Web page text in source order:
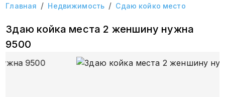
Главная / Недвижимость / Сдаю койко место
Здаю койка места 2 женшину нужна
9500